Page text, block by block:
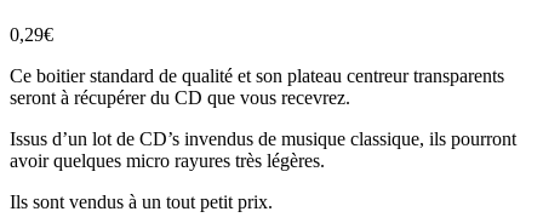
0,29€
Ce boitier standard de qualité et son plateau centreur transparents
seront à récupérer du CD que vous recevrez.
Issus d’un lot de CD’s invendus de musique classique, ils pourront
avoir quelques micro rayures très légères.
Ils sont vendus à un tout petit prix.